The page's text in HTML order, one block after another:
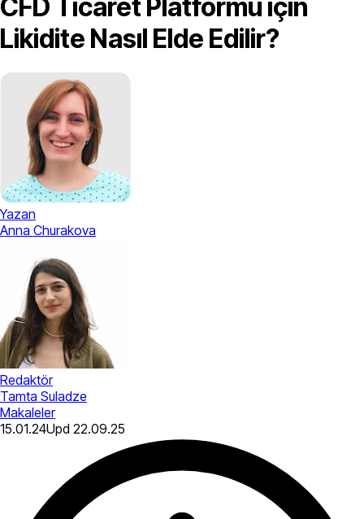
CFD Ticaret Platformu için
Likidite Nasıl Elde Edilir?
Yazan
Anna Churakova
Redaktör
Tamta Suladze
Makaleler
15.01.24Upd 22.09.25